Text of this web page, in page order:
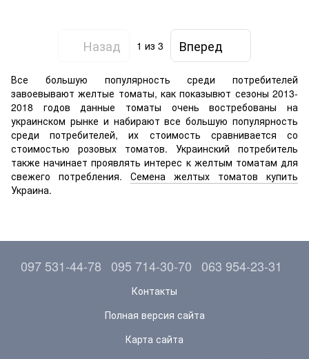
Назад 1 из 3 Вперед
Все большую популярность среди потребителей
завоевывают желтые томаты, как показывют сезоны 2013-
2018 годов данные томаты очень востребованы на
украинском рынке и набирают все большую популярность
среди потребителей, их стоимость сравнивается со
стоимостью розовых томатов. Украинский потребитель
также начинает проявлять интерес к желтым томатам для
свежего потребления. Семена желтых томатов купить
Украина.
097 531-44-78 095 714-30-70 063 954-23-31
Контакты
Полная версия сайта
Карта сайта